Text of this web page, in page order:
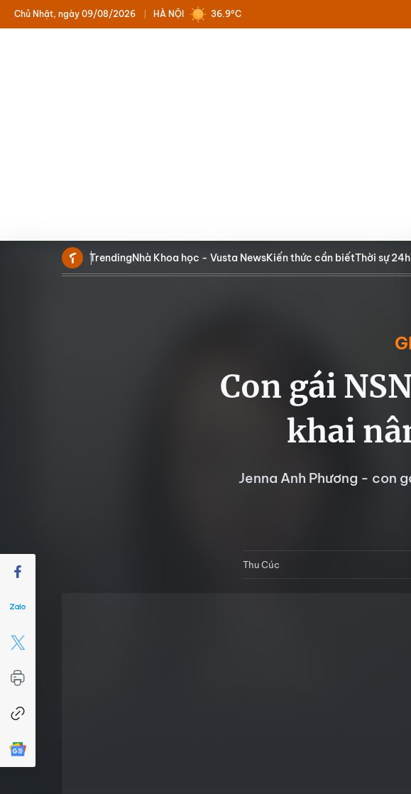
HÀ NỘI
Chủ Nhật, ngày 09/08/2026 36.9°C
TrendingNhà Khoa học - Vusta NewsKiến thức cần biếtThời sự 24h
Con gái
khai
Jenna Anh Phương - con
Thu Cúc